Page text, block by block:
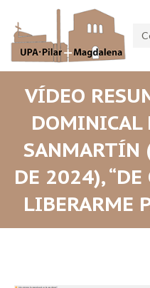
VÍDEO
DOMINICAL
SANMARTÍN
DE 2024), “DE
LIBERARME